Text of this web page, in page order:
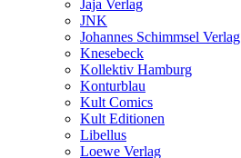
Jaja Verlag
JNK
Johannes Schimmsel Verlag
Knesebeck
Kollektiv Hamburg
Konturblau
Kult Comics
Kult Editionen
Libellus
Loewe Verlag